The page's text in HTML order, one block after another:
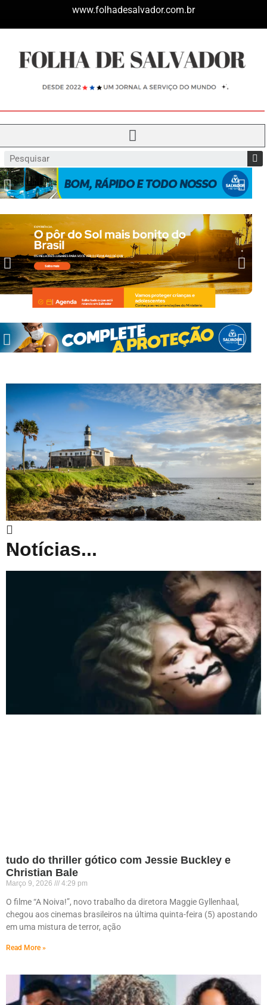
www.folhadesalvador.com.br
Notícias...
tudo do thriller gótico com Jessie Buckley e
Christian Bale
Março 9, 2026 4:29 pm
O filme “A Noiva!”, novo trabalho da diretora Maggie Gyllenhaal,
chegou aos cinemas brasileiros na última quinta-feira (5) apostando
em uma mistura de terror, ação
Read More »